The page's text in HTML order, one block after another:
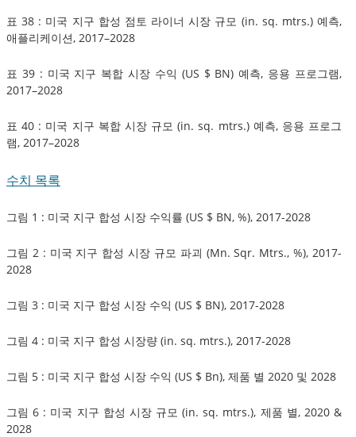
표 38 : 미국 지구 합성 점토 라이너 시장 규모 (in. sq. mtrs.) 예측,
애플리케이션, 2017–2028
표 39 : 미국 지구 복합 시장 수익 (US $ BN) 예측, 응용 프로그램,
2017–2028
표 40 : 미국 지구 복합 시장 규모 (in. sq. mtrs.) 예측, 응용 프로그
램, 2017–2028
수치 목록
그림 1 : 미국 지구 합성 시장 수익률 (US $ BN, %), 2017-2028
그림 2 : 미국 지구 합성 시장 규모 파괴 (Mn. Sqr. Mtrs., %), 2017-
2028
그림 3 : 미국 지구 합성 시장 수익 (US $ BN), 2017-2028
그림 4 : 미국 지구 합성 시장량 (in. sq. mtrs.), 2017-2028
그림 5 : 미국 지구 합성 시장 수익 (US $ Bn), 제품 별 2020 및 2028
그림 6 : 미국 지구 합성 시장 규모 (in. sq. mtrs.), 제품 별, 2020 &
2028